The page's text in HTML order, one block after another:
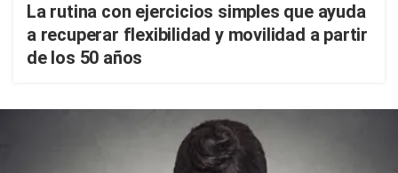
La rutina con ejercicios simples que ayuda
a recuperar flexibilidad y movilidad a partir
de los 50 años